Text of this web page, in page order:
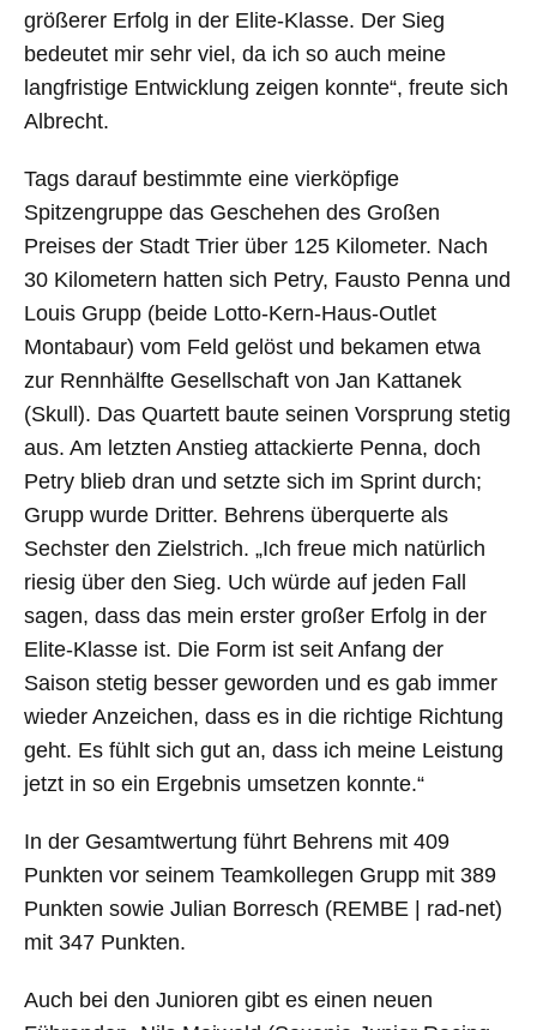
größerer Erfolg in der Elite-Klasse. Der Sieg
bedeutet mir sehr viel, da ich so auch meine
langfristige Entwicklung zeigen konnte“, freute sich
Albrecht.
Tags darauf bestimmte eine vierköpfige
Spitzengruppe das Geschehen des Großen
Preises der Stadt Trier über 125 Kilometer. Nach
30 Kilometern hatten sich Petry, Fausto Penna und
Louis Grupp (beide Lotto-Kern-Haus-Outlet
Montabaur) vom Feld gelöst und bekamen etwa
zur Rennhälfte Gesellschaft von Jan Kattanek
(Skull). Das Quartett baute seinen Vorsprung stetig
aus. Am letzten Anstieg attackierte Penna, doch
Petry blieb dran und setzte sich im Sprint durch;
Grupp wurde Dritter. Behrens überquerte als
Sechster den Zielstrich. „Ich freue mich natürlich
riesig über den Sieg. Uch würde auf jeden Fall
sagen, dass das mein erster großer Erfolg in der
Elite-Klasse ist. Die Form ist seit Anfang der
Saison stetig besser geworden und es gab immer
wieder Anzeichen, dass es in die richtige Richtung
geht. Es fühlt sich gut an, dass ich meine Leistung
jetzt in so ein Ergebnis umsetzen konnte.“
In der Gesamtwertung führt Behrens mit 409
Punkten vor seinem Teamkollegen Grupp mit 389
Punkten sowie Julian Borresch (REMBE | rad-net)
mit 347 Punkten.
Auch bei den Junioren gibt es einen neuen